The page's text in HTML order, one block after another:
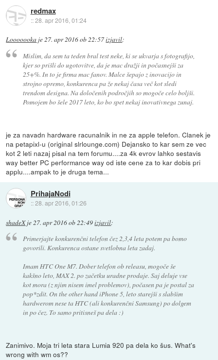
redmax
::28. apr 2016, 01:24
Looooooka je27. apr 2016 ob 22:57izjavil:
Mislim, da sem ta teden bral test neke, ki se ukvarja s fotografijo,
kjer so prišli do ugotovitve, da je mac dražji in počasnejši za
25+%. In to je firma mac fanov. Malce šepajo z inovacijo in
strojno opremo, konkurenca pa že nekaj časa več kot sledi
trendom designa. Na določenih področjih so mogoče celo boljši.
Pomojem bo šele 2017 leto, ko bo spet nekaj inovativnega zunaj.
je za navadn hardware racunalnik in ne za apple telefon. Clanek je
na petapixl-u (original slrlounge.com) Dejansko to kar sem ze vec
kot 2 leti nazaj pisal na tem forumu....za 4k evrov lahko sestavis
way better PC performance way od iste cene za to kar dobis pri
applu....ampak to je druga tema...
PrihajaNodi
::28. apr 2016, 01:26
shadeXje27. apr 2016 ob 22:49izjavil:
Primerjajte konkurenčni telefon čez 2,3,4 leta potem pa bomo
govorili. Konkurenca ostane svetlobna leta zadaj.
Imam HTC One M7. Dober telefon ob releasu, mogoče še
kakšno leto, MAX 2. po začetku uradne prodaje. Saj deluje vse
kot mora (z njim nisem imel problemov), počasen pa je postal za
pop*zdit. On the other hand iPhone 5, leto starejši s slabšim
hardwerom nese ta HTC (ali konkurenčni Samsung) po dolgem
in po čez. To samo pritisneš pa dela :)
Zanimivo. Moja tri leta stara Lumia 920 pa dela ko šus. What's
wrong with wm os??